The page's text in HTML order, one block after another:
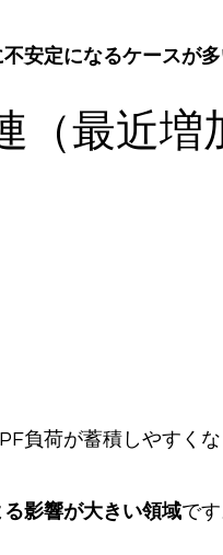
安定になるケースが
（最近増
負荷が蓄積しやすく
影響が大きい領域で